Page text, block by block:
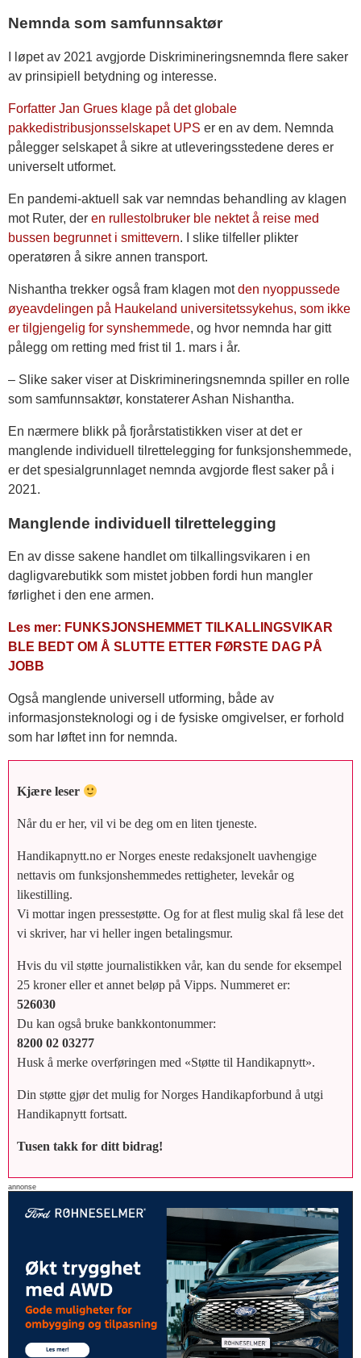
Nemnda som samfunnsaktør
I løpet av 2021 avgjorde Diskrimineringsnemnda flere saker
av prinsipiell betydning og interesse.
Forfatter Jan Grues klage på det globale
pakkedistribusjonsselskapet UPS er en av dem. Nemnda
pålegger selskapet å sikre at utleveringsstedene deres er
universelt utformet.
En pandemi-aktuell sak var nemndas behandling av klagen
mot Ruter, der en rullestolbruker ble nektet å reise med
bussen begrunnet i smittevern. I slike tilfeller plikter
operatøren å sikre annen transport.
Nishantha trekker også fram klagen motden nyoppussede
øyeavdelingen på Haukeland universitetssykehus, som ikke
er tilgjengelig for synshemmede, og hvor nemnda har gitt
pålegg om retting med frist til 1. mars i år.
– Slike saker viser at Diskrimineringsnemnda spiller en rolle
som samfunnsaktør, konstaterer Ashan Nishantha.
En nærmere blikk på fjorårstatistikken viser at det er
manglende individuell tilrettelegging for funksjonshemmede,
er det spesialgrunnlaget nemnda avgjorde flest saker på i
2021.
Manglende individuell tilrettelegging
En av disse sakene handlet om tilkallingsvikaren i en
dagligvarebutikk som mistet jobben fordi hun mangler
førlighet i den ene armen.
Les mer: FUNKSJONSHEMMET TILKALLINGSVIKAR
BLE BEDT OM Å SLUTTE ETTER FØRSTE DAG PÅ
JOBB
Også manglende universell utforming, både av
informasjonsteknologi og i de fysiske omgivelser, er forhold
som har løftet inn for nemnda.
Kjære leser
Når du er her, vil vi be deg om en liten tjeneste.
Handikapnytt.no er Norges eneste redaksjonelt uavhengige
nettavis om funksjonshemmedes rettigheter, levekår og
likestilling.
Vi mottar ingen pressestøtte. Og for at flest mulig skal få lese det
vi skriver, har vi heller ingen betalingsmur.
Hvis du vil støtte journalistikken vår, kan du sende for eksempel
25 kroner eller et annet beløp på Vipps. Nummeret er:
526030
Du kan også bruke bankkontonummer:
8200 02 03277
Husk å merke overføringen med «Støtte til Handikapnytt».
Din støtte gjør det mulig for Norges Handikapforbund å utgi
Handikapnytt fortsatt.
Tusen takk for ditt bidrag!
annonse